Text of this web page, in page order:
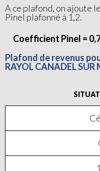
A ce plafond, on ajoute
Pinel plafonné à 1,2.
Coefficient Pinel =
Plafond de revenus
RAYOL CANADEL SUR